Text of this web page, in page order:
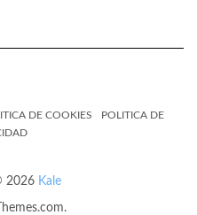
DE COOKIES
POLITICA DE
2026 Kale